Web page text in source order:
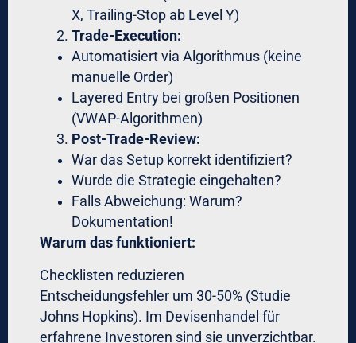
erkannten: Dies ist ein One-Off-Event, keine
neue Regime. Die klugen kauften GBP
massiv unter 1,35 – und verdienten in den
folgenden Wochen Millionen.
Lektion:
Forex-Lösungen für Unternehmer und
Forex-Handel für Führungskräfte erfordern
beide: Automatisierung für Execution +
menschliche Oversight für strategische
Entscheidungen.
Geopolitische Events
Automatisierte Systeme können
Nachrichtentexte analysieren (NLP). Aber
sie verstehen keinen Kontext.